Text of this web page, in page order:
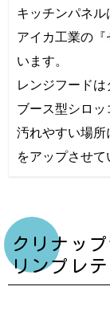
キッチンパネル
アイカ工業の
います。
レンジフード
ブース型シロッ
汚れやすい場
をアップさせ
クリナッ
リンプレテ